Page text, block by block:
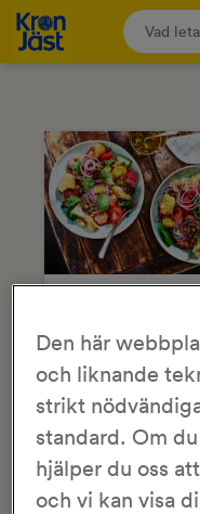
Archives
30 min
1 tim 30 min
Panzanella
Den här
och liknande
strikt
standard. Om
hjälper du oss
och vi kan visa